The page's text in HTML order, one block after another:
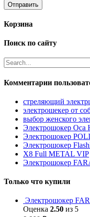
Корзина
Поиск по сайту
Комментарии
стреляющий
электрошекер от
выбор женского
Электрошокер Оса
Электрошокер
Электрошокер
Х8 Full METAL VIP
Электрошокер
Только что купили
Электрошокер
Оценка 2.50 из 5